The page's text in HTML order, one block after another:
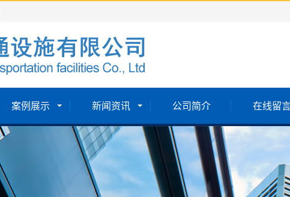
案例展示 新闻资讯 公司简介 在线留